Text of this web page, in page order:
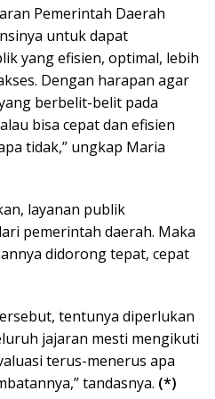
Pemerintah Daerah
untuk dapat
yang efisien, optimal, lebih
Dengan harapan agar
berbelit-belit pada
bisa cepat dan efisien
tidak,” ungkap Maria
layanan publik
pemerintah daerah. Maka
didorong tepat, cepat
tentunya diperlukan
jajaran mesti mengikuti
terus-menerus apa
tandasnya. (*)